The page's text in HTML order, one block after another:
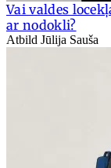
Vai valdes
ar nodokli?
Atbild Jūlija Sauša